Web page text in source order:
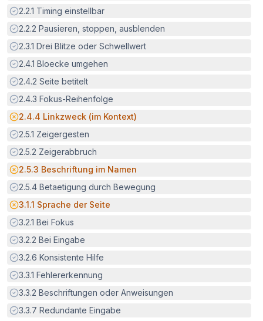
Erfüllt:
2.2.1 Timing einstellbar
Erfüllt:
2.2.2 Pausieren, stoppen, ausblenden
Erfüllt:
2.3.1 Drei Blitze oder Schwellwert
Erfüllt:
2.4.1 Bloecke umgehen
Erfüllt:
2.4.2 Seite betitelt
Erfüllt:
2.4.3 Fokus-Reihenfolge
Potenzielle Barriere:
2.4.4 Linkzweck (im Kontext)
Erfüllt:
2.5.1 Zeigergesten
Erfüllt:
2.5.2 Zeigerabbruch
Potenzielle Barriere:
2.5.3 Beschriftung im Namen
Erfüllt:
2.5.4 Betaetigung durch Bewegung
Potenzielle Barriere:
3.1.1 Sprache der Seite
Erfüllt:
3.2.1 Bei Fokus
Erfüllt:
3.2.2 Bei Eingabe
Erfüllt:
3.2.6 Konsistente Hilfe
Erfüllt:
3.3.1 Fehlererkennung
Erfüllt:
3.3.2 Beschriftungen oder Anweisungen
Erfüllt:
3.3.7 Redundante Eingabe